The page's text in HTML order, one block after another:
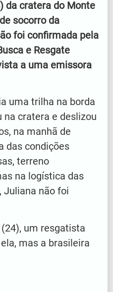
da cratera do Monte
socorro da
foi confirmada pela
e Resgate
a uma emissora
uma trilha na borda
na cratera e deslizou
na manhã de
das condições
terreno
na logística das
Juliana não foi
um resgatista
mas a brasileira